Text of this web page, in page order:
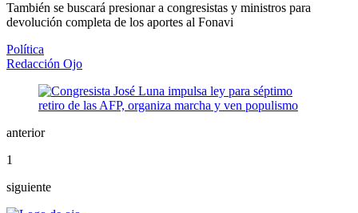
También se buscará presionar a congresistas y ministros para
devolución completa de los aportes al Fonavi
Política
Redacción Ojo
anterior
1
siguiente